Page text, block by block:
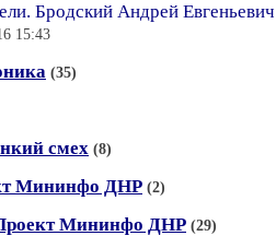
Бродский Андрей Евгеньевич
15:43
(35)
смех (8)
Мининфо ДНР (2)
Мининфо ДНР (29)